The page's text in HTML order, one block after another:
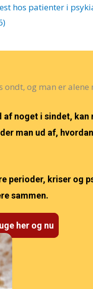
hos patienter i
og man er alene
af noget i sindet,
man ud af,
perioder, kriser og
sammen.
her og nu